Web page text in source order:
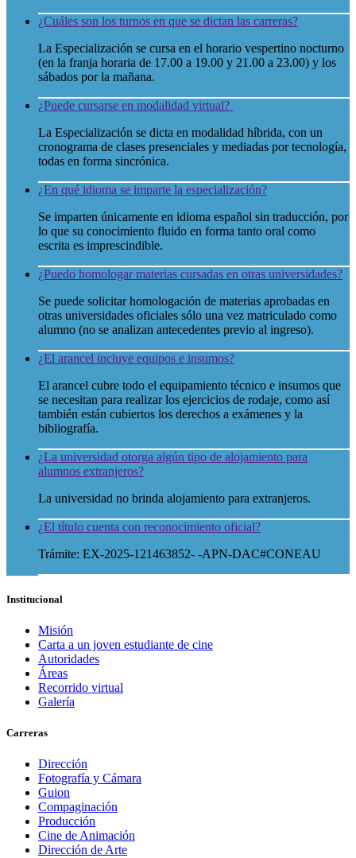
¿Cuáles son los turnos en que se dictan las carreras?
La Especialización se cursa en el horario vespertino nocturno
(en la franja horaria de 17.00 a 19.00 y 21.00 a 23.00) y los
sábados por la mañana.
¿Puede cursarse en modalidad virtual?
La Especialización se dicta en modalidad híbrida, con un
cronograma de clases presenciales y mediadas por tecnología,
todas en forma sincrónica.
¿En qué idioma se imparte la especialización?
Se imparten únicamente en idioma español sin traducción, por
lo que su conocimiento fluido en forma tanto oral como
escrita es imprescindible.
¿Puedo homologar materias cursadas en otras universidades?
Se puede solicitar homologación de materias aprobadas en
otras universidades oficiales sólo una vez matriculado como
alumno (no se analizan antecedentes previo al ingreso).
¿El arancel incluye equipos e insumos?
El arancel cubre todo el equipamiento técnico e insumos que
se necesitan para realizar los ejercicios de rodaje, como así
también están cubiertos los derechos a exámenes y la
bibliografía.
¿La universidad otorga algún tipo de alojamiento para
alumnos extranjeros?
La universidad no brinda alojamiento para extranjeros.
¿El título cuenta con reconocimiento oficial?
Trámite: EX-2025-121463852- -APN-DAC#CONEAU
Institucional
Misión
Carta a un joven estudiante de cine
Autoridades
Áreas
Recorrido virtual
Galería
Carreras
Dirección
Fotografía y Cámara
Guion
Compaginación
Producción
Cine de Animación
Dirección de Arte